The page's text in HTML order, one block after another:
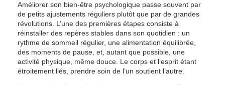
Améliorer son bien-être psychologique passe souvent par
de petits ajustements réguliers plutôt que par de grandes
révolutions. L’une des premières étapes consiste à
réinstaller des repères stables dans son quotidien : un
rythme de sommeil régulier, une alimentation équilibrée,
des moments de pause, et, autant que possible, une
activité physique, même douce. Le corps et l’esprit étant
étroitement liés, prendre soin de l’un soutient l’autre.